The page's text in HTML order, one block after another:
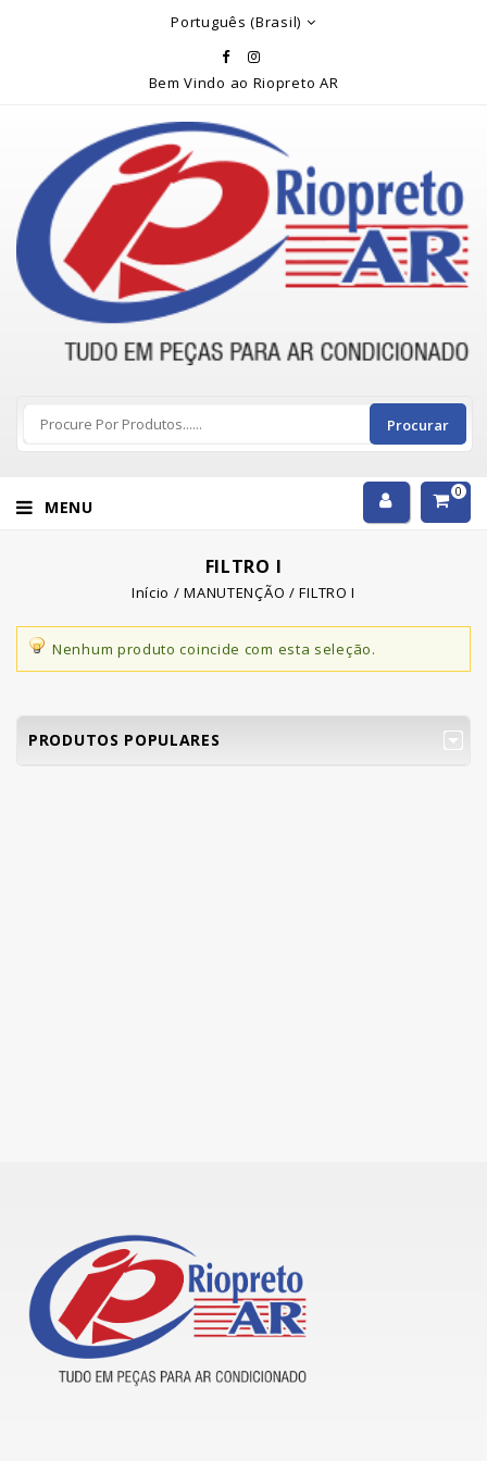
Português (Brasil)
Bem Vindo ao Riopreto AR
Procurar
MENU
0
FILTRO I
Início /MANUTENÇÃO /FILTRO I
Nenhum produto coincide com esta seleção.
PRODUTOS POPULARES